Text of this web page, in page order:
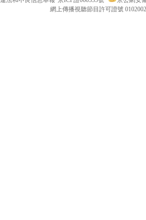
網上傳播視聽節目許可證號